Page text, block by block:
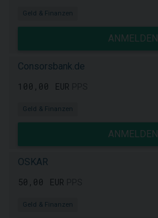
Geld & Finanzen
ANMELDEN
Consorsbank.de
100,00 EUR
Geld & Finanzen
ANMELDEN
OSKAR
50,00 EUR
Geld & Finanzen